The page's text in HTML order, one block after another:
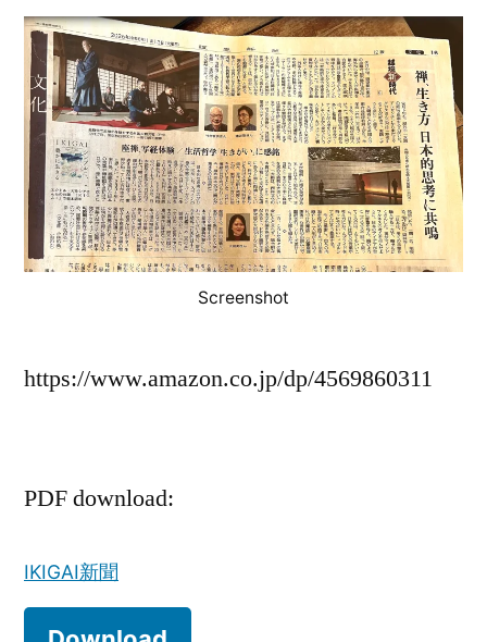
Screenshot
https://www.amazon.co.jp/dp/4569860311
PDF download:
IKIGAI新聞